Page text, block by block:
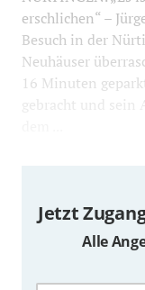
erschlichen“ –
Besuch in der
Neuhäuser
16 Minuten
gebracht und
Jetzt
Alle